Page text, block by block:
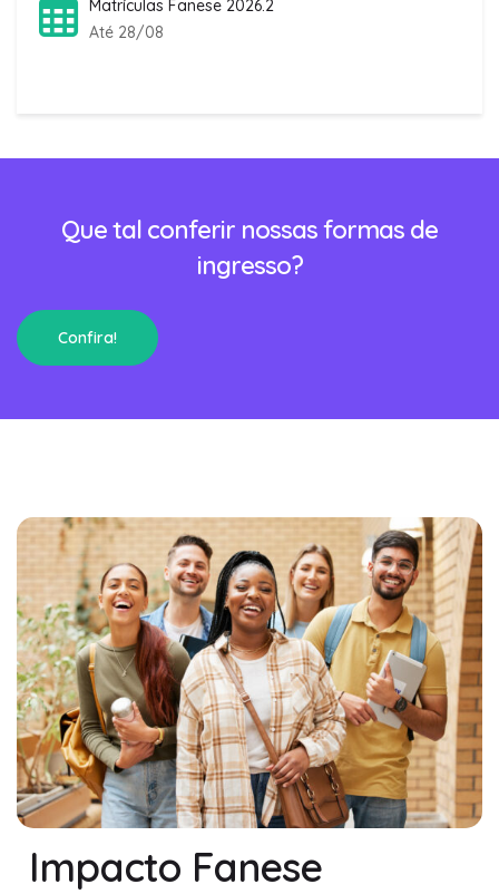
Matrículas Fanese 2026.2
Até 28/08
Que tal conferir nossas formas de
ingresso?
Confira!
Impacto Fanese